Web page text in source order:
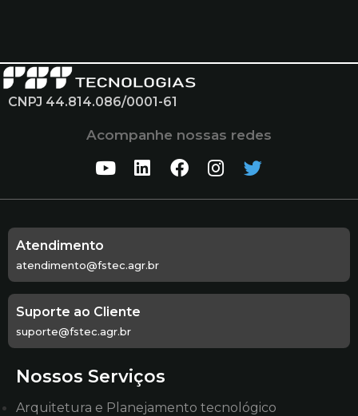
CNPJ 44.814.086/0001-61
Acompanhe nossas redes
Nossos Serviços
Arquitetura e Planejamento tecnológico
Atendimento
atendimento@fstec.agr.br
Suporte ao Cliente
suporte@fstec.agr.br